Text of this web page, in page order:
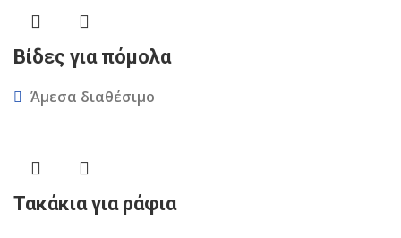
Βίδες για πόμολα
Άμεσα διαθέσιμο
Τακάκια για ράφια